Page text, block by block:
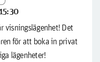
visningslägenhet! Det
för att boka in privat
lägenheter!